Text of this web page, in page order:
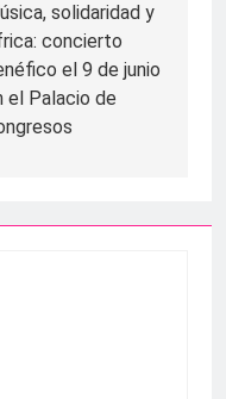
solidaridad y
concierto
el 9 de junio
el Palacio de